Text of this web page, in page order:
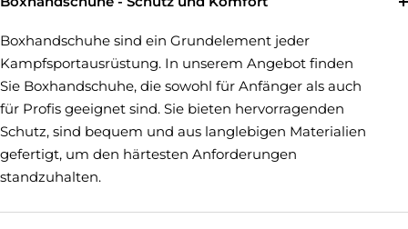
Boxhandschuhe sind ein Grundelement jeder
Kampfsportausrüstung. In unserem Angebot finden
Sie Boxhandschuhe, die sowohl für Anfänger als auch
für Profis geeignet sind. Sie bieten hervorragenden
Schutz, sind bequem und aus langlebigen Materialien
gefertigt, um den härtesten Anforderungen
standzuhalten.